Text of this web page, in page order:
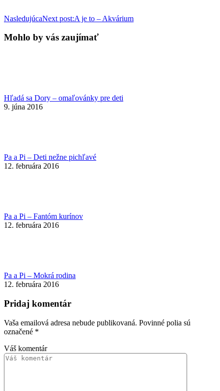
NasledujúcaNext post:A je to – Akvárium
Mohlo by vás zaujímať
Hľadá sa Dory – omaľovánky pre deti
9. júna 2016
Pa a Pi – Deti nežne pichľavé
12. februára 2016
Pa a Pi – Fantóm kurínov
12. februára 2016
Pa a Pi – Mokrá rodina
12. februára 2016
Pridaj komentár
Vaša emailová adresa nebude publikovaná. Povinné polia sú
označené *
Váš komentár